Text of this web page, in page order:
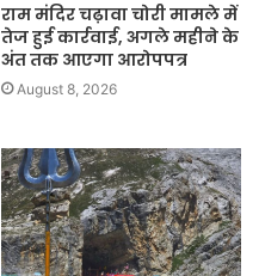
राम मंदिर चढ़ावा चोरी मामले में
तेज हुई कार्रवाई, अगले महीने के
अंत तक आएगा आरोपपत्र
August 8, 2026